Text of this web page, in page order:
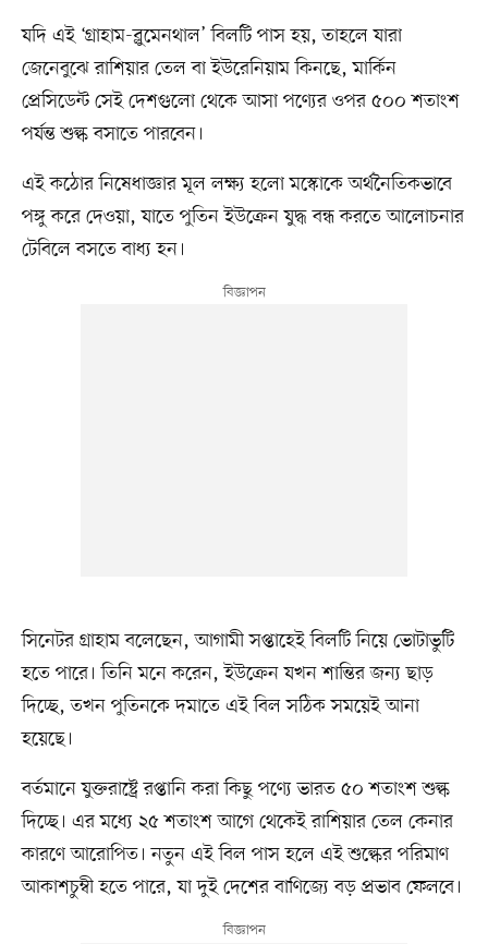
যদি এই ‘গ্রাহাম-ব্লুমেনথাল’ বিলটি পাস হয়, তাহলে যারা
জেনেবুঝে রাশিয়ার তেল বা ইউরেনিয়াম কিনছে, মার্কিন
প্রেসিডেন্ট সেই দেশগুলো থেকে আসা পণ্যের ওপর ৫০০ শতাংশ
পর্যন্ত শুল্ক বসাতে পারবেন।
এই কঠোর নিষেধাজ্ঞার মূল লক্ষ্য হলো মস্কোকে অর্থনৈতিকভাবে
পঙ্গু করে দেওয়া, যাতে পুতিন ইউক্রেন যুদ্ধ বন্ধ করতে আলোচনার
টেবিলে বসতে বাধ্য হন।
সিনেটর গ্রাহাম বলেছেন, আগামী সপ্তাহেই বিলটি নিয়ে ভোটাভুটি
হতে পারে। তিনি মনে করেন, ইউক্রেন যখন শান্তির জন্য ছাড়
দিচ্ছে, তখন পুতিনকে দমাতে এই বিল সঠিক সময়েই আনা
হয়েছে।
বর্তমানে যুক্তরাষ্ট্রে রপ্তানি করা কিছু পণ্যে ভারত ৫০ শতাংশ শুল্ক
দিচ্ছে। এর মধ্যে ২৫ শতাংশ আগে থেকেই রাশিয়ার তেল কেনার
কারণে আরোপিত। নতুন এই বিল পাস হলে এই শুল্কের পরিমাণ
আকাশচুম্বী হতে পারে, যা দুই দেশের বাণিজ্যে বড় প্রভাব ফেলবে।